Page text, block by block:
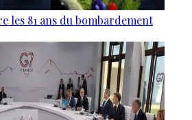
les 81 ans du bombardement